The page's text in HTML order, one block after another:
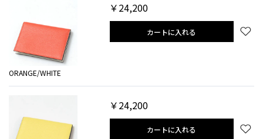
ORANGE/WHITE
￥24,200
カートに入れる
￥24,200
カートに入れる